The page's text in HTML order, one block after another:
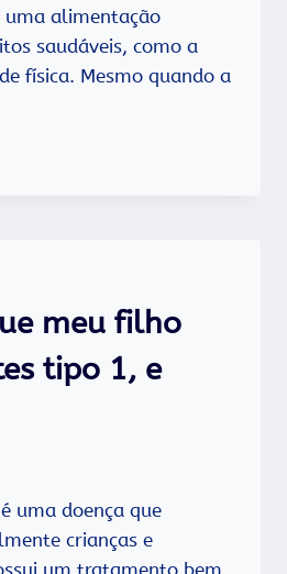
uma alimentação
saudáveis, como a
física. Mesmo quando a
meu filho
tipo 1, e
uma doença que
crianças e
um tratamento bem